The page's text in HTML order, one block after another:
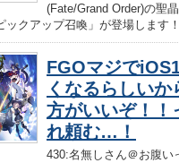
(Fate/Grand Order)の聖
ックアップ召喚」が登場します
FGOマジで
くなるらしい
方がいいぞ！！
れ頼む…！
430:名無しさん＠お腹い